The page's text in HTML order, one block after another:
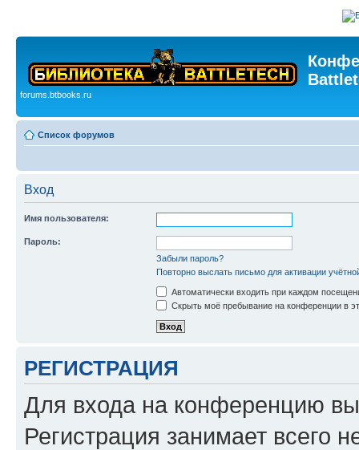
forums.btbooks.ru
Список форумов
Вход
Имя пользователя:
Пароль:
Забыли пароль?
Повторно выслать письмо для активации
Автоматически входить при каждом
Скрыть моё пребывание на конференции в
РЕГИСТРАЦИЯ
Для входа на конференцию
Регистрация занимает всего